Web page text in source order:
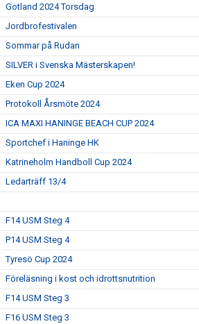
Gotland 2024 Torsdag
Jordbrofestivalen
Sommar på Rudan
SILVER i Svenska Mästerskapen!
Eken Cup 2024
Protokoll Årsmöte 2024
ICA MAXI HANINGE BEACH CUP 2024
Sportchef i Haninge HK
Katrineholm Handboll Cup 2024
Ledarträff 13/4
F14 USM Steg 4
P14 USM Steg 4
Tyresö Cup 2024
Föreläsning i kost och idrottsnutrition
F14 USM Steg 3
F16 USM Steg 3